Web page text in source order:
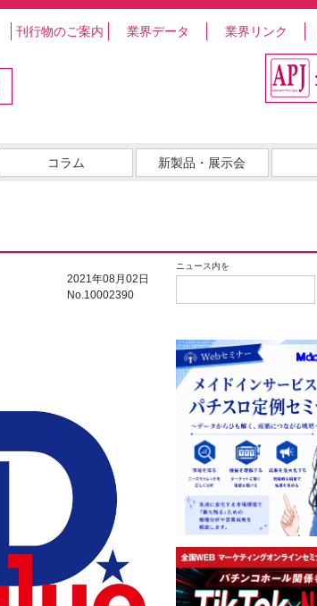
刊行物のご案内 業界データ 業界リンク
コラム 新製品・展示会
ニュース内を
2021年08月02日
No.10002390